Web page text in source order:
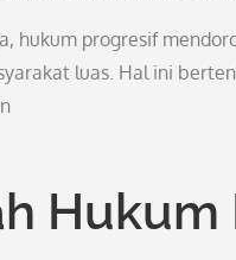
hukum progresif
luas. Hal ini